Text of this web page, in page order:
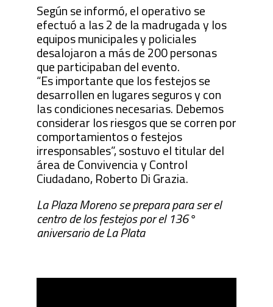
Según se informó, el operativo se
efectuó a las 2 de la madrugada y los
equipos municipales y policiales
desalojaron a más de 200 personas
que participaban del evento.
“Es importante que los festejos se
desarrollen en lugares seguros y con
las condiciones necesarias. Debemos
considerar los riesgos que se corren por
comportamientos o festejos
irresponsables”, sostuvo el titular del
área de Convivencia y Control
Ciudadano, Roberto Di Grazia.
La Plaza Moreno se prepara para ser el
centro de los festejos por el 136°
aniversario de La Plata